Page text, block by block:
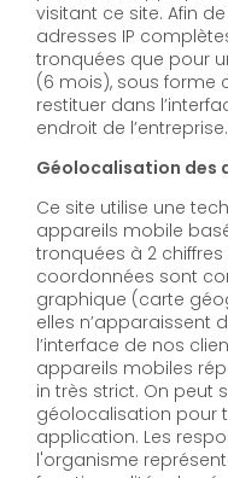
visitant ce site. Afin
adresses IP
tronquées que pour une durée limitée dans le temps
(6 mois), sous forme
restituer dans
endroit de l’entreprise.
Géolocalisation des
Ce site utilise une
appareils mobile
tronquées à 2
coordonnées sont
graphique (carte
elles n’apparaissent
l’interface de nos
appareils mobiles
in très strict. On peut
géolocalisation pour tout l’appareil mobile,
application. Les
l'organisme